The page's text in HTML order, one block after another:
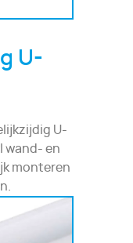
U-
U-
wand- en
monteren